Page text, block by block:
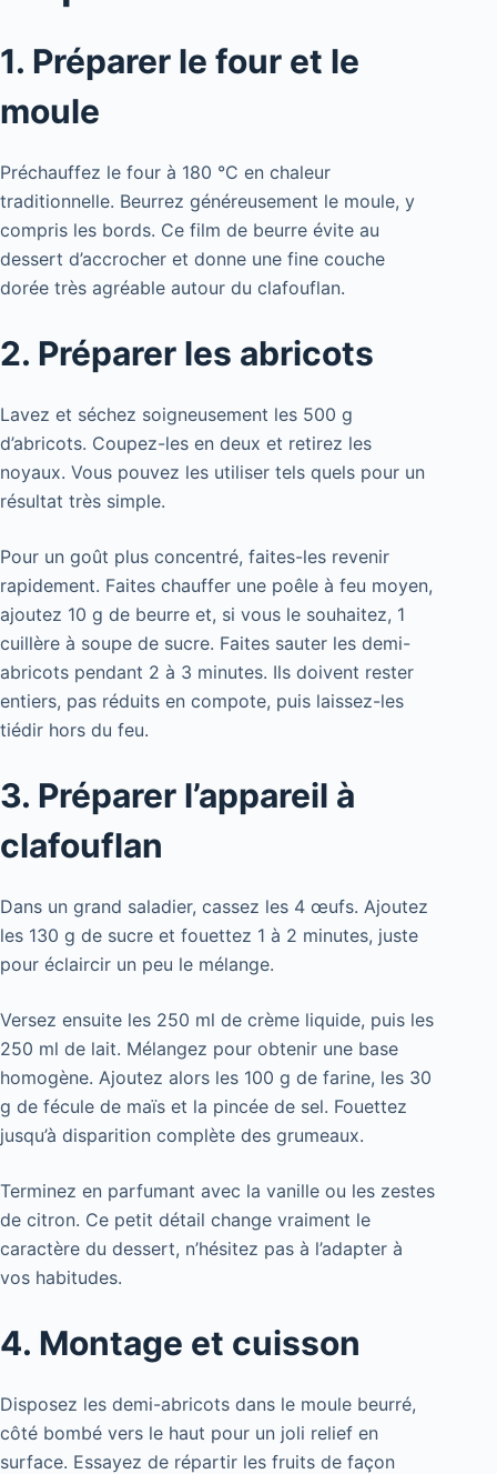
1. Préparer le four et le
moule
Préchauffez le four à 180 °C en chaleur
traditionnelle. Beurrez généreusement le moule, y
compris les bords. Ce film de beurre évite au
dessert d’accrocher et donne une fine couche
dorée très agréable autour du clafouflan.
2. Préparer les abricots
Lavez et séchez soigneusement les 500 g
d’abricots. Coupez-les en deux et retirez les
noyaux. Vous pouvez les utiliser tels quels pour un
résultat très simple.
Pour un goût plus concentré, faites-les revenir
rapidement. Faites chauffer une poêle à feu moyen,
ajoutez 10 g de beurre et, si vous le souhaitez, 1
cuillère à soupe de sucre. Faites sauter les demi-
abricots pendant 2 à 3 minutes. Ils doivent rester
entiers, pas réduits en compote, puis laissez-les
tiédir hors du feu.
3. Préparer l’appareil à
clafouflan
Dans un grand saladier, cassez les 4 œufs. Ajoutez
les 130 g de sucre et fouettez 1 à 2 minutes, juste
pour éclaircir un peu le mélange.
Versez ensuite les 250 ml de crème liquide, puis les
250 ml de lait. Mélangez pour obtenir une base
homogène. Ajoutez alors les 100 g de farine, les 30
g de fécule de maïs et la pincée de sel. Fouettez
jusqu’à disparition complète des grumeaux.
Terminez en parfumant avec la vanille ou les zestes
de citron. Ce petit détail change vraiment le
caractère du dessert, n’hésitez pas à l’adapter à
vos habitudes.
4. Montage et cuisson
Disposez les demi-abricots dans le moule beurré,
côté bombé vers le haut pour un joli relief en
surface. Essayez de répartir les fruits de façon